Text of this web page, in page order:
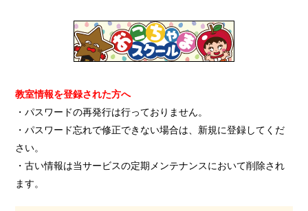
教室情報を登録された方へ
・パスワードの再発行は行っておりません。
・パスワード忘れで修正できない場合は、新規に登録してくだ
さい。
・古い情報は当サービスの定期メンテナンスにおいて削除され
ます。